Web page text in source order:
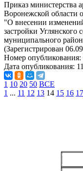
Приказ министерства
Воронежской области
"О внесении
застройки Углянского
муниципального
(Зарегистрирован
Номер опубликования:
Дата опубликования:
1 10 20 50 ВСЕ
1 ... 11 12 13 14 15 16 17